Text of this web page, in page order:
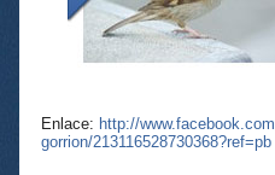
Enlace: http://
gorrion/213116528730368?ref=pb